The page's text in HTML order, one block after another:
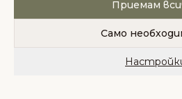
© 2026 Одоната Козметикс
запазени.
Политика за
Приемам
Само